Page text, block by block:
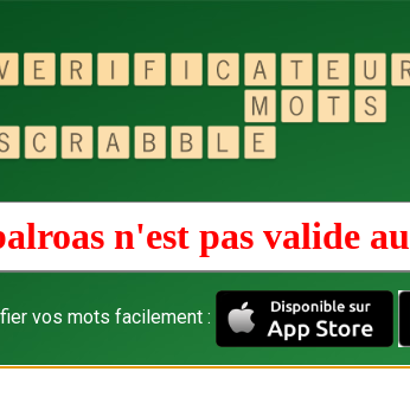
n'est pas valide au
vos mots facilement :